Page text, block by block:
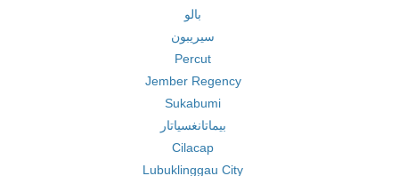
بالو
سيريبون
Percut
Jember Regency
Sukabumi
بيماتانغسياتار
Cilacap
Lubuklinggau City